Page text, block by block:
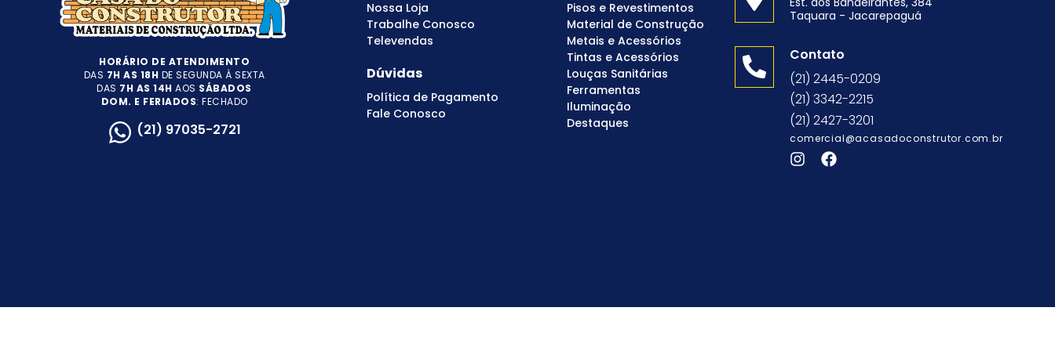
HORÁRIO DE ATENDIMENTO
DAS 7H AS 18H DE SEGUNDA À SEXTA
DAS 7H AS 14H AOS SÁBADOS
DOM. E FERIADOS: FECHADO
(21) 97035-2721
Nossa Loja
Trabalhe Conosco
Televendas
Dúvidas
Política de Pagamento
Fale Conosco
Pisos e Revestimentos
Material de Construção
Metais e Acessórios
Tintas e Acessórios
Louças Sanitárias
Ferramentas
Iluminação
Destaques
Taquara - Jacarepaguá
Contato
(21) 2445-0209
(21) 3342-2215
(21) 2427-3201
comercial@acasadoconstrutor.com.br